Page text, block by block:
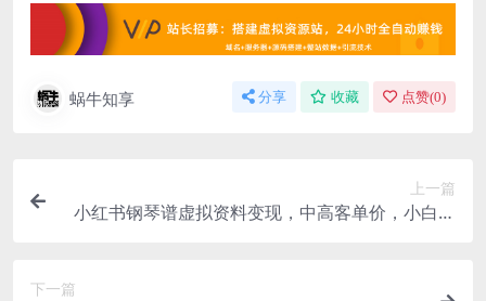
蜗牛知享 分享 收藏 点赞(0)
上一篇
小红书钢琴谱虚拟资料变现，中高客单价，小白照
下一篇